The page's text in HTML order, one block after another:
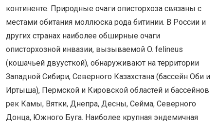
континенте. Природные очаги описторхоза связаны с
местами обитания моллюска рода битинии. В России и
других странах наиболее обширные очаги
описторхозной инвазии, вызываемой O. felineus
(кошачьей двуусткой), обнаруживают на территории
Западной Сибири, Северного Казахстана (бассейн Оби и
Иртыша), Пермской и Кировской областей и бассейнов
рек Камы, Вятки, Днепра, Десны, Сейма, Северного
Донца, Южного Буга. Наиболее крупная эндемичная